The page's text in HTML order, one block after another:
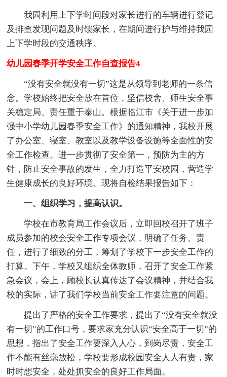
我园利用上下学时间段对家长进行的车辆进行登记
及排查发现问题及时馈家长，在期间进行护与维持我园
上下学时段的交通秩序。
幼儿园春季开学安全工作自查报告4
“没有安全就没有一切”这是从领导到老师的一条信
念。学校始终把安全放在首位，坚信校舍、师生安全事
关稳定局、责任重于泰山。根据临江市《关于进一步加
强中小学幼儿园春季安全工作》的通知精神，我校开展
了办公室、寝室、教室以及教学设备设施等全面性的安
全工作检查。进一步贯彻了安全第一，预防为主的方
针，防止安全事故的发生，全力打造平安校园，营造学
生健康成长的良好环境。现将自检结果报告如下：
一、组织学习，提高认识。
学校在市教育局工作会议后，立即回校召开了班子
成员参加的校会安全工作专项会议，明确了任务、责
任，进行了细致的分工，筹划了学校下一步安全工作的
打算。下午，学校又组织全体教师，召开了安全工作紧
急会议，会上，顾校长认真传达了会议精神，并结合我
校的实际，讲了我们学校当前安全工作要注意的问题。
提出了严格的安全工作要求，提出了“没有安全就没
有一切”的工作口号，要求家充分认识“安全高于一切”的
思想，指出了安全工作要深入人心，到岗尽责，安全工
作不能有丝毫放松，学校要形成校园安全人人有责，家
时时想安全，处处抓安全的良好工作局面。